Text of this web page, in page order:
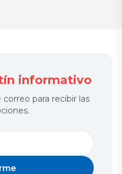
informativo
para recibir las